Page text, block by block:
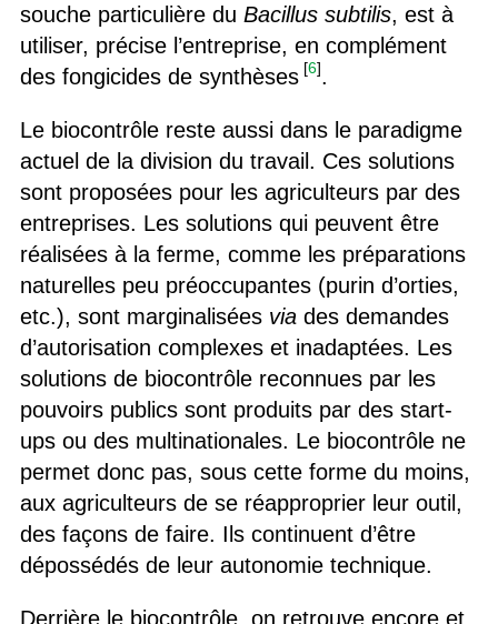
souche particulière du Bacillus subtilis, est à
utiliser, précise l’entreprise, en complément
des fongicides de synthèses [6].
Le biocontrôle reste aussi dans le paradigme
actuel de la division du travail. Ces solutions
sont proposées pour les agriculteurs par des
entreprises. Les solutions qui peuvent être
réalisées à la ferme, comme les préparations
naturelles peu préoccupantes (purin d’orties,
etc.), sont marginalisées viades demandes
d’autorisation complexes et inadaptées. Les
solutions de biocontrôle reconnues par les
pouvoirs publics sont produits par des start-
ups ou des multinationales. Le biocontrôle ne
permet donc pas, sous cette forme du moins,
aux agriculteurs de se réapproprier leur outil,
des façons de faire. Ils continuent d’être
dépossédés de leur autonomie technique.
Derrière le biocontrôle, on retrouve encore et